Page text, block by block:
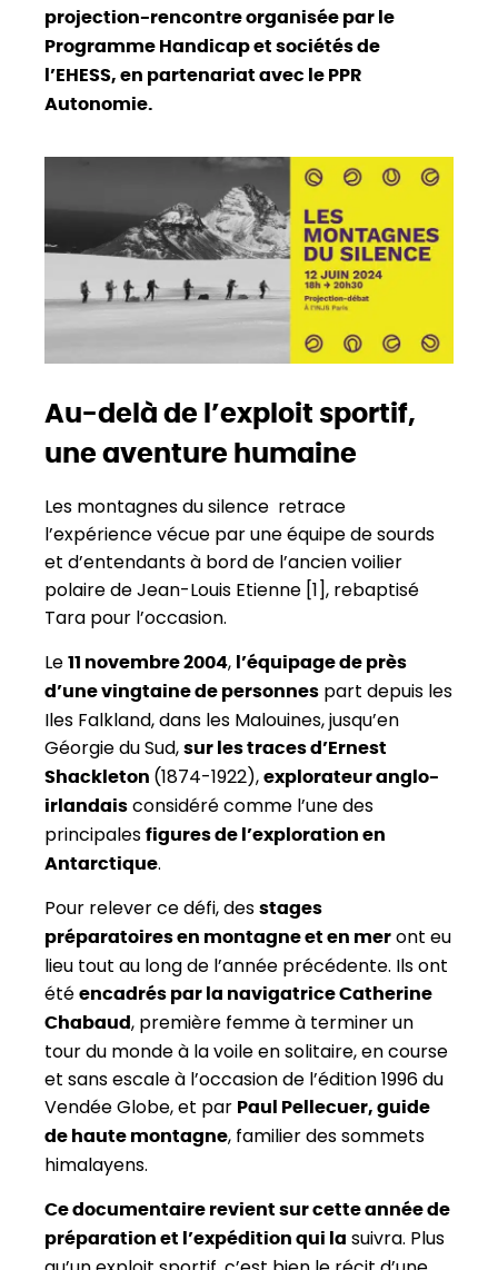
projection-rencontre organisée par le
Programme Handicap et sociétés de
l’EHESS, en partenariat avec le PPR
Autonomie.
Au-delà de l’exploit sportif,
une aventure humaine
Les montagnes du silence retrace
l’expérience vécue par une équipe de sourds
et d’entendants à bord de l’ancien voilier
polaire de Jean-Louis Etienne [1], rebaptisé
Tara pour l’occasion.
Le 11 novembre 2004, l’équipage de près
d’une vingtaine de personnes part depuis les
Iles Falkland, dans les Malouines, jusqu’en
Géorgie du Sud, sur les traces d’Ernest
Shackleton (1874-1922), explorateur anglo-
irlandais considéré comme l’une des
principales figures de l’exploration en
Antarctique.
Pour relever ce défi, des stages
préparatoires en montagne et en mer ont eu
lieu tout au long de l’année précédente. Ils ont
été encadrés par la navigatrice Catherine
Chabaud, première femme à terminer un
tour du monde à la voile en solitaire, en course
et sans escale à l’occasion de l’édition 1996 du
Vendée Globe, et par Paul Pellecuer, guide
de haute montagne, familier des sommets
himalayens.
Ce documentaire revient sur cette année de
préparation et l’expédition qui la suivra. Plus